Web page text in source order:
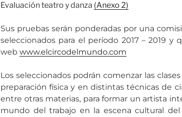
Evaluación teatro y danza (Anexo 2)
Sus pruebas serán ponderadas por una
seleccionados para el período 2017 – 2019 y
web www.elcircodelmundo.com
Los seleccionados podrán comenzar las clases
preparación física y en distintas técnicas de
entre otras materias, para formar un artista
mundo del trabajo en la escena cultural